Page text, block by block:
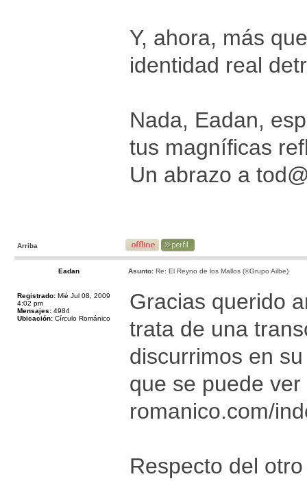
Y, ahora, más
identidad real
Nada, Eadan,
tus magníficas
Un abrazo a
Arriba
Eadan Asunto: Re: El Reyno de los Mallos (©Grupo Ailbe)
Registrado: Mié Jul 08, 2009
4:02 pm
Mensajes: 4984
Ubicación: Círculo Románico
Gracias querido
trata de una
discurrimos en
que se puede
romanico.com/
Respecto del